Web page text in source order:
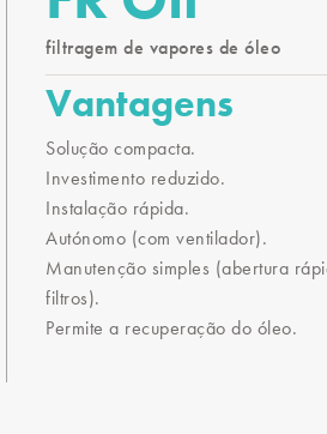
filtragem de vapores de óleo
Vantagens
Solução compacta.
Investimento reduzido.
Instalação rápida.
Autónomo (com ventilador).
Manutenção simples (abertura
filtros).
Permite a recuperação do óleo.